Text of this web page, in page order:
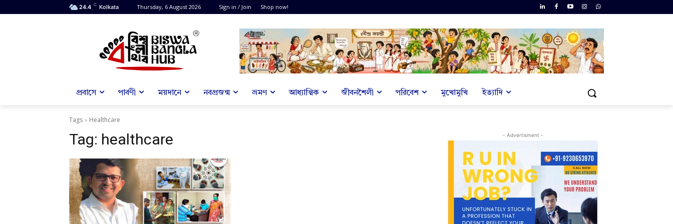
24.4 C Kolkata Thursday, 6 August 2026 Sign in / Join Shop now!
প্রবাসে পার্বণী ময়দানে নবপ্রজন্ম ভ্রমণ আধ্যাত্মিক জীবনশৈলী পরিবেশ মুখোমুখি ইত্যাদি
Tags Healthcare
Tag: healthcare - Advertisment -